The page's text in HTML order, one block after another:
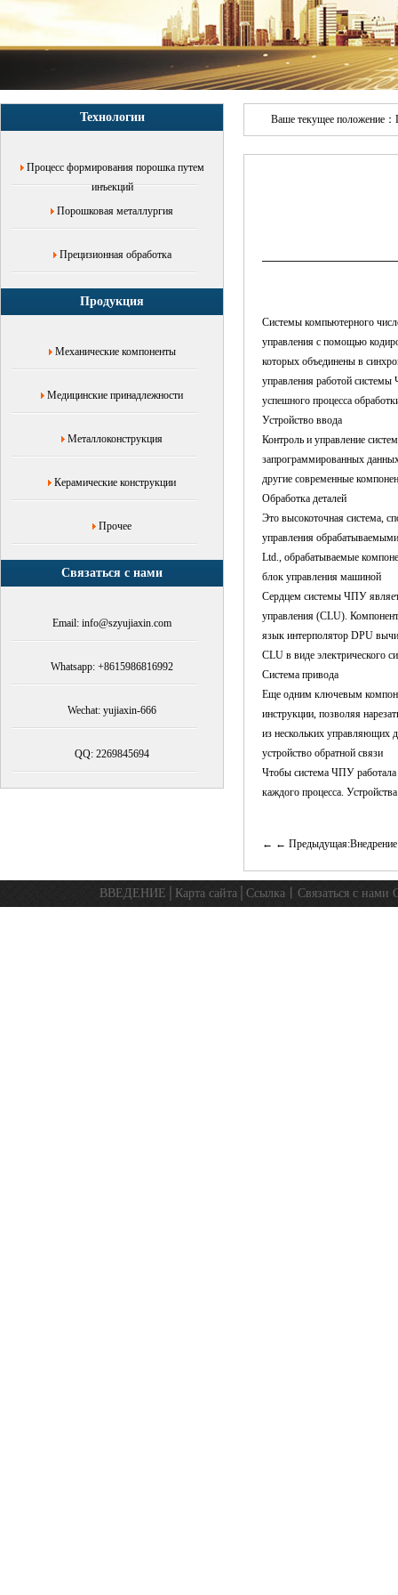
управления
станком,
Технологии
Процесс формирования порошка путем
инъекций
Порошковая металлургия
Прецизионная обработка
Продукция
Механические компоненты
Медицинские принадлежности
Металлоконструкция
Керамические конструкции
Прочее
Связаться с нами
Email: info@szyujiaxin.com
Whatsapp: +8615986816992
Wechat: yujiaxin-666
QQ: 2269845694
Ваше текущее положение：
Системы компьютерного
управления с помощью
которых объединены в
управления работой
успешного процесса
Устройство ввода
Контроль и управление
запрограммированных
другие современные
Обработка деталей
Это высокоточная система,
управления
Ltd., обрабатываемые
блок управления машиной
Сердцем системы ЧПУ
управления (CLU).
язык интерполятор DPU
CLU в виде электрического
Система привода
Еще одним ключевым
инструкции, позволяя
из нескольких управляющих
устройство обратной связи
Чтобы система ЧПУ работала
каждого процесса.
←
ВВЕДЕНИЕ Карта сайта Ссылка Связаться с нами